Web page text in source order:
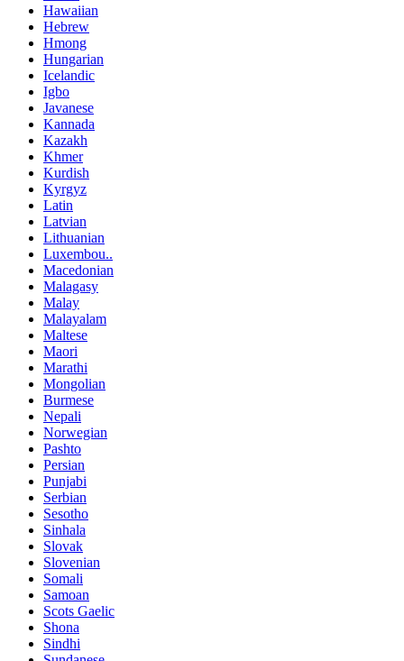
Hawaiian
Hebrew
Hmong
Hungarian
Icelandic
Igbo
Javanese
Kannada
Kazakh
Khmer
Kurdish
Kyrgyz
Latin
Latvian
Lithuanian
Luxembou..
Macedonian
Malagasy
Malay
Malayalam
Maltese
Maori
Marathi
Mongolian
Burmese
Nepali
Norwegian
Pashto
Persian
Punjabi
Serbian
Sesotho
Sinhala
Slovak
Slovenian
Somali
Samoan
Scots Gaelic
Shona
Sindhi